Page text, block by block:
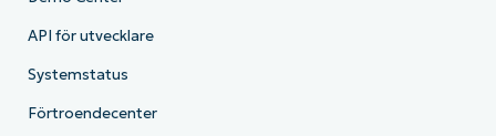
API för utvecklare
Systemstatus
Förtroendecenter